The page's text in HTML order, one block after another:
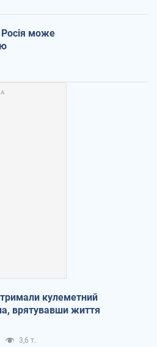
Росія може
кулеметний
врятувавши життя
3,6 т.